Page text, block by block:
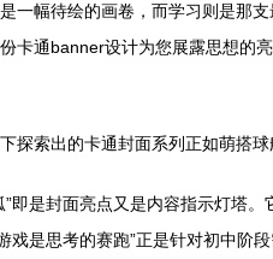
一幅待绘的画卷，而学习则是那
卡通banner设计为您展露思想的
探索出的卡通封面系列正如萌搭
”即是封面亮点又是内容指示灯塔
游戏是思考的赛跑”正是针对初中